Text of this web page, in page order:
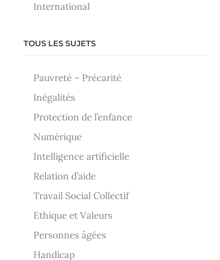
International
TOUS LES SUJETS
Pauvreté – Précarité
Inégalités
Protection de l’enfance
Numérique
Intelligence artificielle
Relation d’aide
Travail Social Collectif
Ethique et Valeurs
Personnes âgées
Handicap